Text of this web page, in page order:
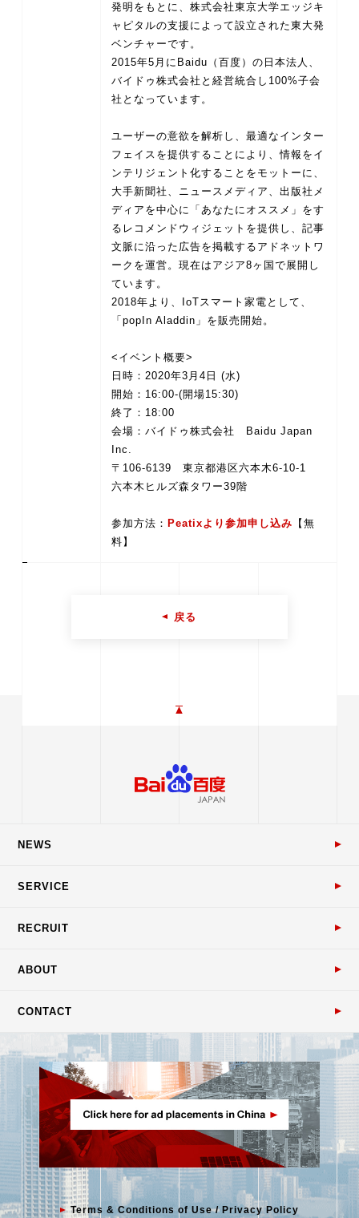
発明をもとに、株式会社東京大学エッジキ
ャピタルの支援によって設立された東大発
ベンチャーです。
2015年5⽉にBaidu（百度）の⽇本法⼈、
バイドゥ株式会社と経営統合し100%⼦会
社となっています。
ユーザーの意欲を解析し、最適なインター
フェイスを提供することにより、情報をイ
ンテリジェント化することをモットーに、
大手新聞社、ニュースメディア、出版社メ
ディアを中心に「あなたにオススメ」をす
るレコメンドウィジェットを提供し、記事
文脈に沿った広告を掲載するアドネットワ
ークを運営。現在はアジア8ヶ国で展開し
ています。
2018年より、IoTスマート家電として、
「popIn Aladdin」を販売開始。
<イベント概要>
日時：2020年3月4日 (水)
開始：16:00-(開場15:30)
終了：18:00
会場：バイドゥ株式会社 Baidu Japan
Inc.
〒106-6139 東京都港区六本木6-10-1
六本木ヒルズ森タワー39階
参加方法： Peatixより参加申し込み 【無
料】
戻る
NEWS
SERVICE
RECRUIT
ABOUT
CONTACT
Terms & Conditions of Use / Privacy Policy